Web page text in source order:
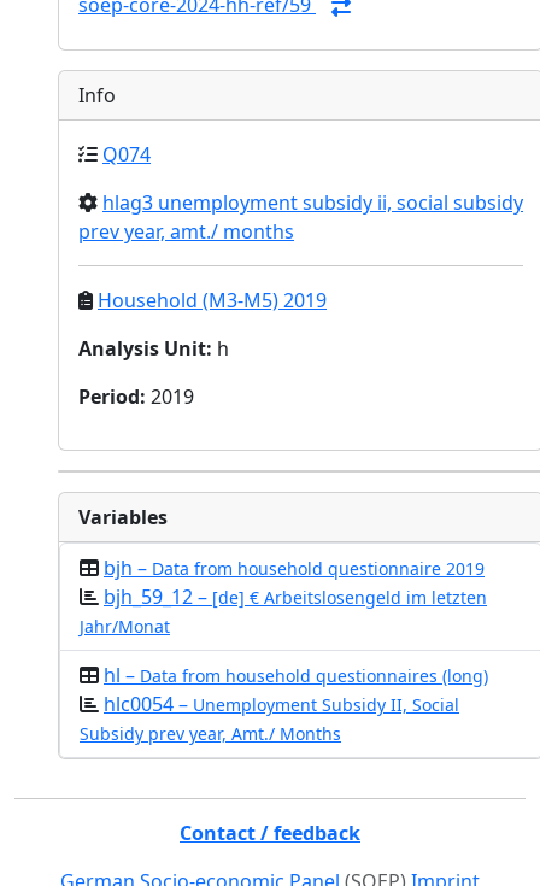
soep-core-2024-hh-ref/59
Info
Q074
hlag3 unemployment subsidy ii, social subsidy
prev year, amt./ months
Household (M3-M5) 2019
Analysis Unit: h
Period: 2019
Variables
bjh – Data from household questionnaire 2019
bjh_59_12 – [de] € Arbeitslosengeld im letzten
Jahr/Monat
hl – Data from household questionnaires (long)
hlc0054 – Unemployment Subsidy II, Social
Subsidy prev year, Amt./ Months
Contact / feedback